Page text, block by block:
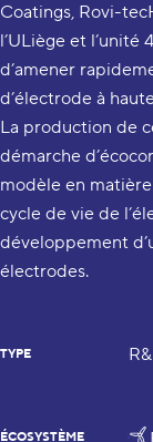
Coatings, Rovi-
l’ULiège et l’unité
d’amener
d’électrode à
La production de
démarche
modèle en
cycle de vie de
développement
électrodes.
TYPE
ÉCOSYSTÈME